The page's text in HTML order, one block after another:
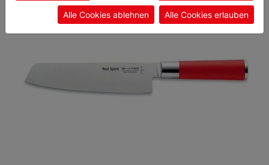
Alle Cookies ablehnen Alle Cookies erlauben